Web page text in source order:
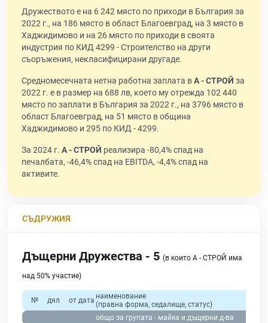
Дружеството е на 6 242 място по приходи в България за
2022 г., на 186 място в област Благоевград, на 3 място в
Хаджидимово и на 26 място по приходи в своята
индустрия по КИД 4299 - Строителство на други
съоръжения, некласифицирани другаде.
Средномесечната нетна работна заплата вА - СТРОЙ за
2022 г. е в размер на 688 лв, което му отрежда 102 440
място по заплати в България за 2022 г., на 3796 място в
област Благоевград, на 51 място в община
Хаджидимово и 295 по КИД - 4299.
За 2024 г. А - СТРОЙ реализира -80,4% спад на
печалбата, -46,4% спад на EBITDA, -4,4% спад на
активите.
СЪДРУЖИЯ
Дъщерни Дружества - 5 (в които А - СТРОЙ има
над 50% участие)
№ дял от дата наименование
(правна форма, седалище, статус)
общо за групата - майка и дъщерни д-ва